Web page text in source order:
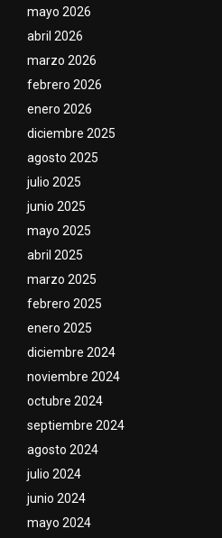
mayo 2026
abril 2026
marzo 2026
febrero 2026
enero 2026
diciembre 2025
agosto 2025
julio 2025
junio 2025
mayo 2025
abril 2025
marzo 2025
febrero 2025
enero 2025
diciembre 2024
noviembre 2024
octubre 2024
septiembre 2024
agosto 2024
julio 2024
junio 2024
mayo 2024